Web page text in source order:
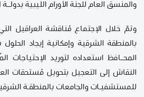
والمنسق العام للجنة الأورام الليبية بدولــة
وتمَّ خلال الإجتماع مُناقشة العراقيل
بالمنطقة الشرقية وإمكانية إيجاد
المحــافظ استعداده لتوريد
النقاش إلى التعجيل بتحويل مُستحقات
للمستشفيـات والجامعات بالمنطقـة